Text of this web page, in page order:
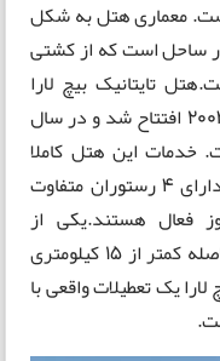
است. معماری هتل به شکل
ساحل است که از کشتی
تایتانیک بیچ لارا
دارای 9 طبقه با طراحی عالی و در سال 2003 افتتاح شد و در سال
خدمات این هتل کاملا
لوکس در نظر گرفته شده است. هتل دارای 4 رستوران متفاوت
فعال هستند.یکی از
ویژگی‌های فوق‌العاده این هتل مجدد فاصله کمتر از 15 کیلومتری
لارا يک تعطيلات واقعی با